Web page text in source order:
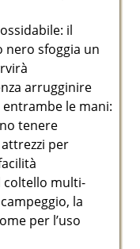
il
nero sfoggia un
arrugginire
le mani:
tenere
per
coltello multi-
la
per l’uso